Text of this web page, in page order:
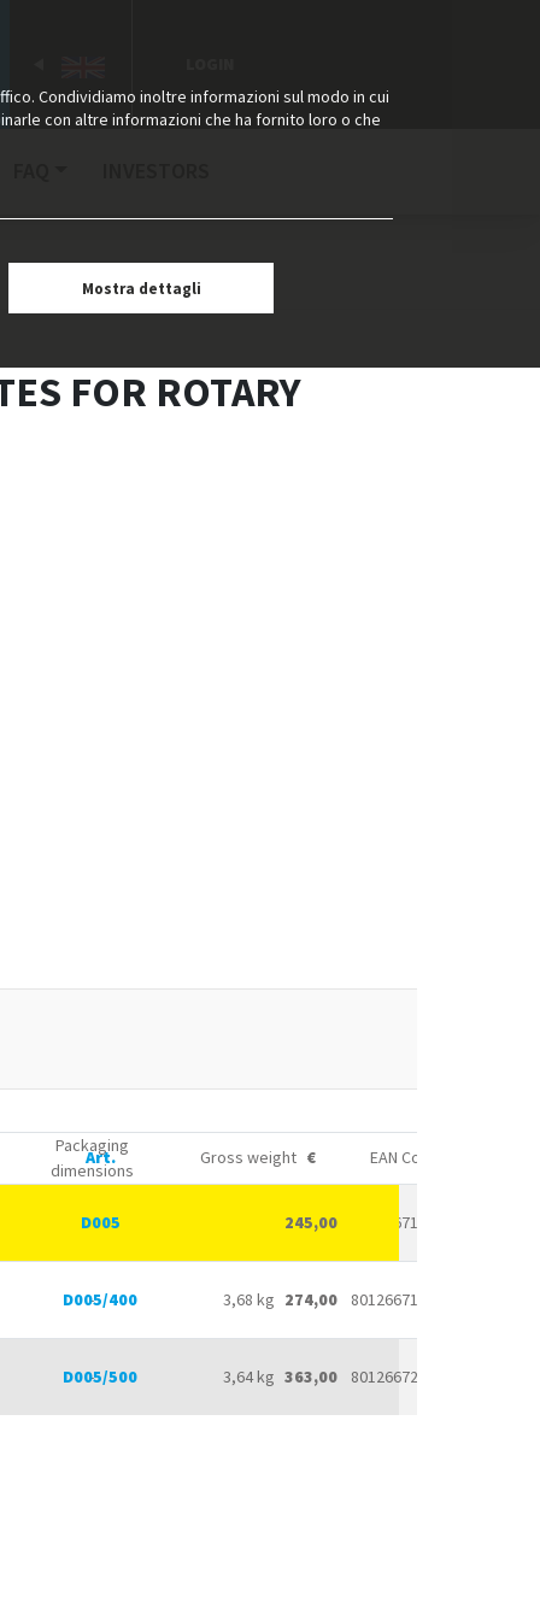
Condividiamo inoltre informazioni sul modo in cui
con altre informazioni che ha fornito loro o che
Mostra dettagli
FOR ROTARY
Packaging
dimensions
Gross weight EAN Code
145x145x65 h mm 8012667133481
- 3,68 kg 8012667188085
- 3,64 kg 8012667203016
Art. €
D005 245,00
D005/400 274,00
D005/500 363,00